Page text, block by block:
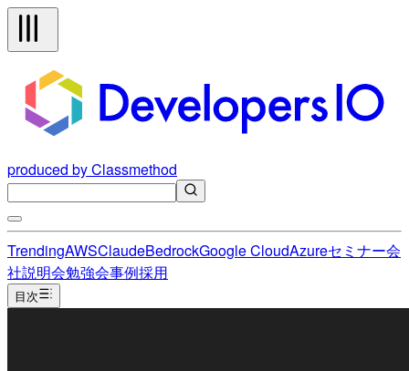
produced by Classmethod
TrendingAWSClaudeBedrockGoogle CloudAzureセミナー会
社説明会勉強会事例採用
目次